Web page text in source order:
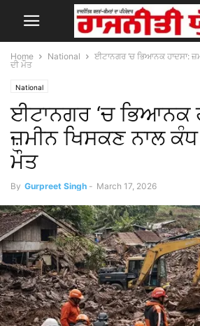
Home National
ਈਟਾਨਗਰ ‘ਚ ਭਿਆਨਕ ਹਾਦਸਾ:
ਦੀ ਮੌਤ
National
ਈਟਾਨਗਰ ‘ਚ ਭਿਆਨਕ
ਜ਼ਮੀਨ ਖਿਸਕਣ ਨਾਲ ਕੰਧ
ਮੌਤ
By Gurpreet Singh - March 17, 2026